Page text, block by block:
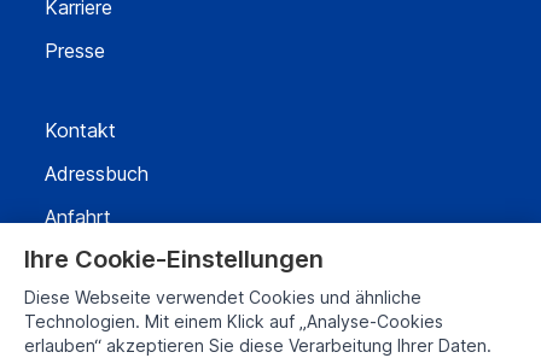
Karriere
Presse
Kontakt
Adressbuch
Anfahrt
Impressum
Datenschutz
Ihre Cookie-Einstellungen
Diese Webseite verwendet Cookies und ähnliche
Technologien. Mit einem Klick auf „Analyse-Cookies
erlauben“ akzeptieren Sie diese Verarbeitung Ihrer Daten.